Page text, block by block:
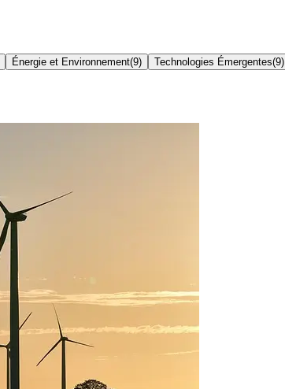
Énergie et Environnement(9) Technologies Émergentes(9)